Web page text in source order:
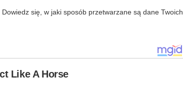
Dowiedz się, w jaki sposób przetwarzane są dane Twoich